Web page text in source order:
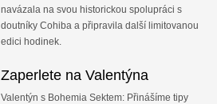
navázala na svou historickou spolupráci s
doutníky Cohiba a připravila další limitovanou
edici hodinek.
Zaperlete na Valentýna
Valentýn s Bohemia Sektem: Přinášíme tipy